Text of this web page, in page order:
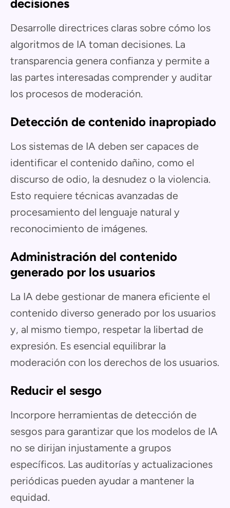
decisiones
Desarrolle directrices claras sobre cómo los
algoritmos de IA toman decisiones. La
transparencia genera confianza y permite a
las partes interesadas comprender y auditar
los procesos de moderación.
Detección de contenido inapropiado
Los sistemas de IA deben ser capaces de
identificar el contenido dañino, como el
discurso de odio, la desnudez o la violencia.
Esto requiere técnicas avanzadas de
procesamiento del lenguaje natural y
reconocimiento de imágenes.
Administración del contenido
generado por los usuarios
La IA debe gestionar de manera eficiente el
contenido diverso generado por los usuarios
y, al mismo tiempo, respetar la libertad de
expresión. Es esencial equilibrar la
moderación con los derechos de los usuarios.
Reducir el sesgo
Incorpore herramientas de detección de
sesgos para garantizar que los modelos de IA
no se dirijan injustamente a grupos
específicos. Las auditorías y actualizaciones
periódicas pueden ayudar a mantener la
equidad.